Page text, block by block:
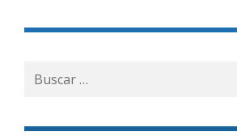
Buscar
por: